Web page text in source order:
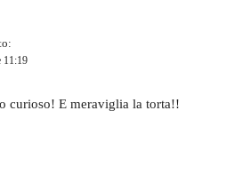
11:19
curioso! E meraviglia la torta!!